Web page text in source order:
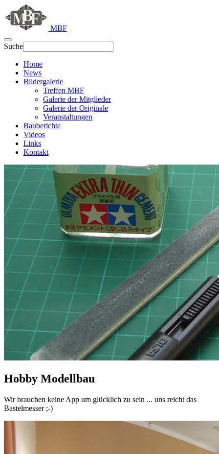
MBF
Suche
Home
News
Bildergalerie
Treffen MBF
Galerie der Mitglieder
Galerie der Originale
Veranstaltungen
Bauberichte
Videos
Links
Kontakt
Hobby Modellbau
Wir brauchen keine App um glücklich zu sein ... uns reicht das
Bastelmesser ;-)